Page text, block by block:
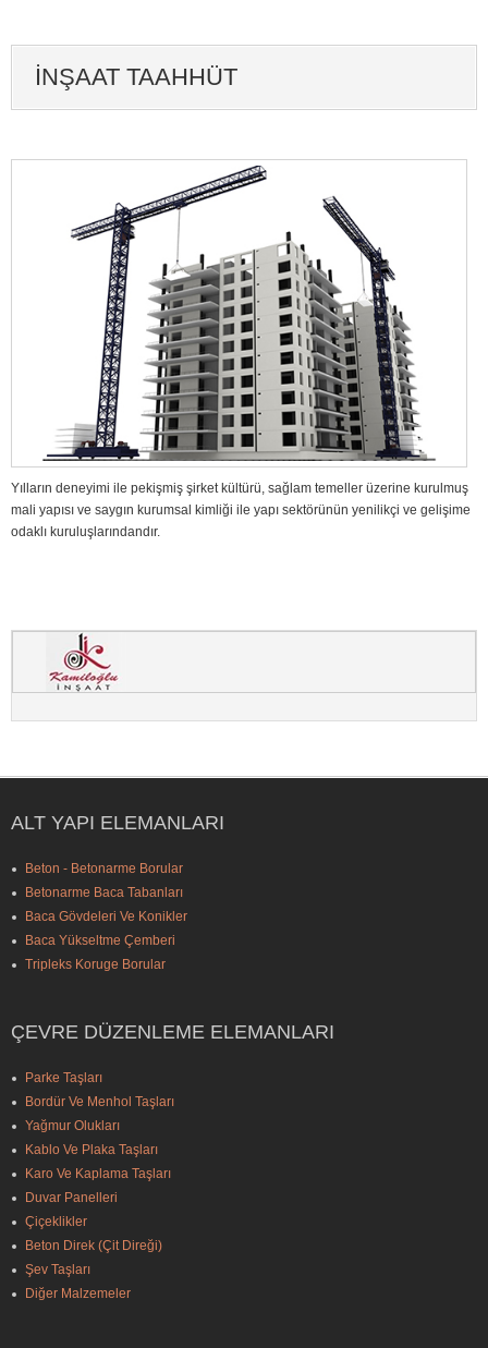
İNŞAAT TAAHHÜT
Yılların deneyimi ile pekişmiş şirket kültürü, sağlam temeller üzerine kurulmuş
mali yapısı ve saygın kurumsal kimliği ile yapı sektörünün yenilikçi ve gelişime
odaklı kuruluşlarındandır.
ALT YAPI ELEMANLARI
Beton - Betonarme Borular
Betonarme Baca Tabanları
Baca Gövdeleri Ve Konikler
Baca Yükseltme Çemberi
Tripleks Koruge Borular
ÇEVRE DÜZENLEME ELEMANLARI
Parke Taşları
Bordür Ve Menhol Taşları
Yağmur Olukları
Kablo Ve Plaka Taşları
Karo Ve Kaplama Taşları
Duvar Panelleri
Çiçeklikler
Beton Direk (Çit Direği)
Şev Taşları
Diğer Malzemeler